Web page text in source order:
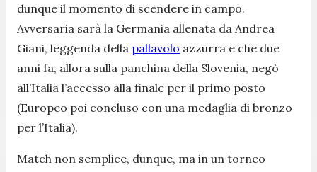
dunque il momento di scendere in campo.
Avversaria sarà la Germania allenata da Andrea
Giani, leggenda della pallavolo azzurra e che due
anni fa, allora sulla panchina della Slovenia, negò
all’Italia l’accesso alla finale per il primo posto
(Europeo poi concluso con una medaglia di bronzo
per l’Italia).
Match non semplice, dunque, ma in un torneo